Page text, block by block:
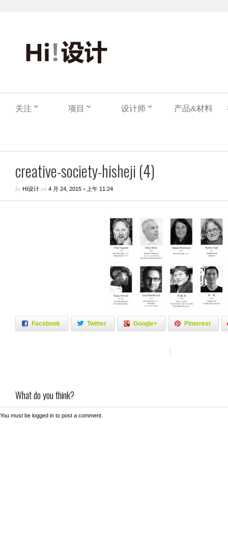
关注 项目 设计师 产品&材料
creative-society-hisheji (4)
by HI设计 on 4 月 24, 2015 • 上午 11:24
Facebook Twitter Google+ Pinterest
What do you think?
You must be logged in to post a comment.